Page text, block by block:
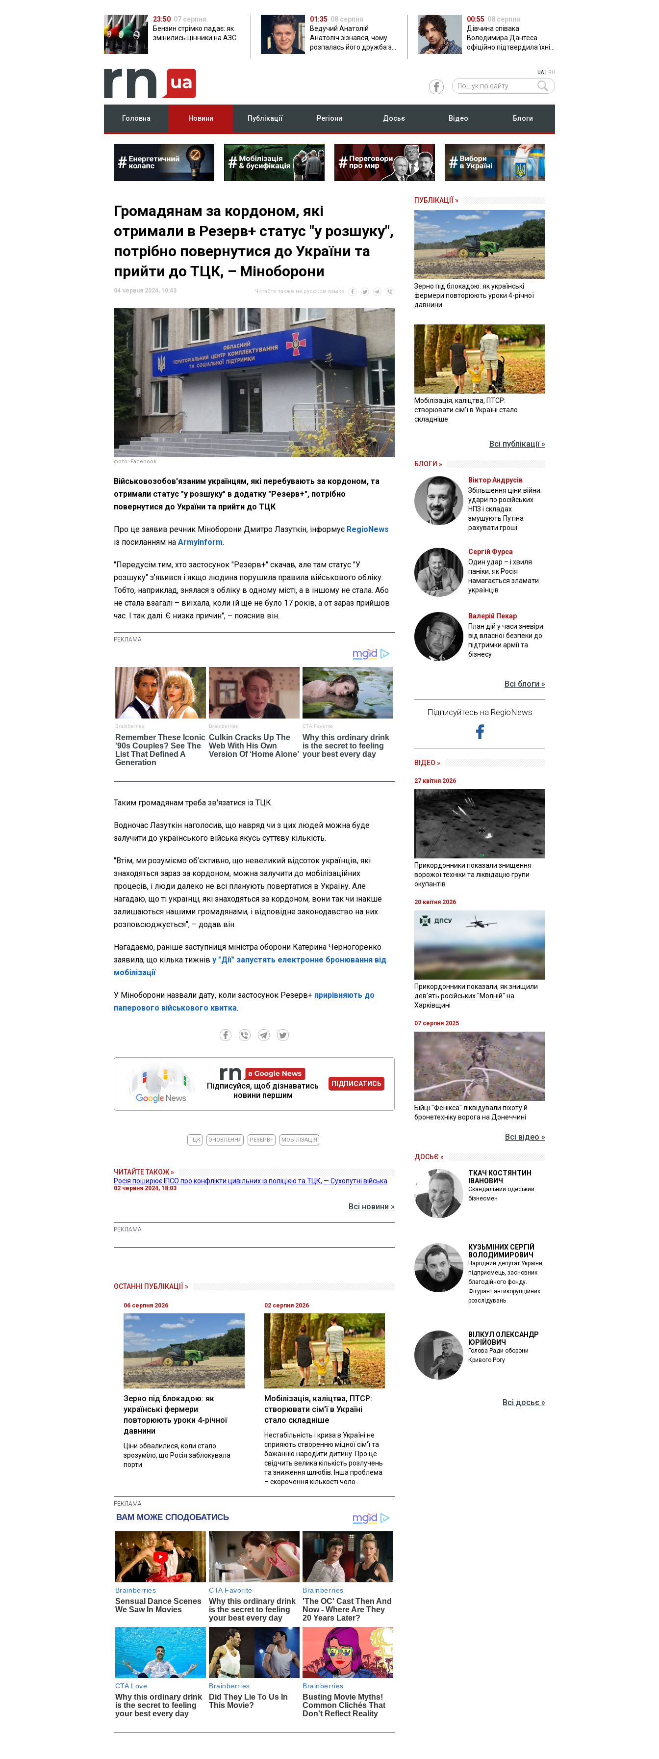
23:50 07 серпня
Бензин стрімко падає: як
змінились цінники на АЗС
01:35 08 серпня
Ведучий Анатолій
Анатоліч зізнався, чому
розпалась його дружба з
00:55 08 серпня
Дівчина співака
Володимира Дантеса
офіційно підтвердила їхні
UA| RU
Головна Новини Публікації Регіони Досьє Відео Блоги
Громадянам за кордоном, які
отримали в Резерв+ статус "у розшуку",
потрібно повернутися до України та
прийти до ТЦК, – Міноборони
04 червня 2024, 10:43 Читайте также на русском языке
фото: Facebook
Військовозобов'язаним українцям, які перебувають за кордоном, та
отримали статус "у розшуку" в додатку "Резерв+", потрібно
повернутися до України та прийти до ТЦК
Про це заявив речник Міноборони Дмитро Лазуткін, інформує RegioNews
із посиланням на ArmyInform.
"Передусім тим, хто застосунок "Резерв+" скачав, але там статус "У
розшуку" з’явився і якщо людина порушила правила військового обліку.
Тобто, наприклад, знялася з обліку в одному місті, а в іншому не стала. Або
не стала взагалі – виїхала, коли їй ще не було 17 років, а от зараз прийшов
час. І так далі. Є низка причин", – пояснив він.
Таким громадянам треба зв'язатися із ТЦК.
Водночас Лазуткін наголосив, що навряд чи з цих людей можна буде
залучити до українського війська якусь суттєву кількість.
"Втім, ми розуміємо об’єктивно, що невеликий відсоток українців, які
знаходяться зараз за кордоном, можна залучити до мобілізаційних
процесів, і люди далеко не всі планують повертатися в Україну. Але
нагадаю, що ті українці, які знаходяться за кордоном, вони так чи інакше
залишаються нашими громадянами, і відповідне законодавство на них
розповсюджується", – додав він.
Нагадаємо, раніше заступниця міністра оборони Катерина Черногоренко
заявила, що кілька тижнів у "Дії" запустять електронне бронювання від
мобілізації.
У Міноборони назвали дату, коли застосунок Резерв+ прирівняють до
паперового військового квитка.
Підписуйся, щоб дізнаватись
новини першим
ПІДПИСАТИСЬ
ТЦК ОНОВЛЕННЯ РЕЗЕРВ+ МОБІЛІЗАЦІЯ
ЧИТАЙТЕ ТАКОЖ »
Росія поширює ІПСО про конфлікти цивільних із поліцією та ТЦК, — Сухопутні війська
02 червня 2024, 18:03
Всі новини »
ОСТАННІ ПУБЛІКАЦІЇ »
06 серпня 2026
Зерно під блокадою: як
українські фермери
повторюють уроки 4-річної
давнини
Ціни обвалилися, коли стало
зрозуміло, що Росія заблокувала
порти
02 серпня 2026
Мобілізація, каліцтва, ПТСР:
створювати сім'ї в Україні
стало складніше
Нестабільність і криза в Україні не
сприяють створенню міцної сім'ї та
бажанню народити дитину. Про це
свідчить велика кількість розлучень
та зниження шлюбів. Інша проблема
– скорочення кількості чоло...
ПУБЛІКАЦІЇ »
Зерно під блокадою: як українські
фермери повторюють уроки 4-річної
давнини
Мобілізація, каліцтва, ПТСР:
створювати сім'ї в Україні стало
складніше
Всі публікації »
БЛОГИ »
Віктор Андрусів
Збільшення ціни війни:
удари по російських
НПЗ і складах
змушують Путіна
рахувати гроші
Сергій Фурса
Один удар – і хвиля
паніки: як Росія
намагається зламати
українців
Валерій Пекар
План дій у часи зневіри:
від власної безпеки до
підтримки армії та
бізнесу
Всі блоги »
Підписуйтесь на RegioNews
ВІДЕО »
27 квітня 2026
Прикордонники показали знищення
ворожої техніки та ліквідацію групи
окупантів
20 квітня 2026
Прикордонники показали, як знищили
девʼять російських "Молній" на
Харківщині
07 серпня 2025
Бійці "Фенікса" ліквідували піхоту й
бронетехніку ворога на Донеччині
Всі відео »
ДОСЬЄ »
ТКАЧ КОСТЯНТИН
ІВАНОВИЧ
Скандальний одеський
бізнесмен
КУЗЬМІНИХ СЕРГІЙ
ВОЛОДИМИРОВИЧ
Народний депутат України,
підприємець, засновник
благодійного фонду.
Фігурант антикорупційних
розслідувань
ВІЛКУЛ ОЛЕКСАНДР
ЮРІЙОВИЧ
Голова Ради оборони
Кривого Рогу
Всі досьє »